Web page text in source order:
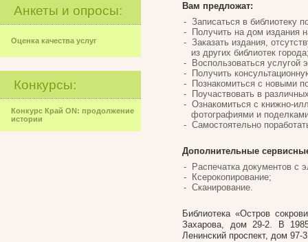
Анкеты и опросы:
Оценка качества услуг
Конкурсы:
Конкурс Край ON: продолжение
истории
Вам предложат:
Записаться в библиотеку
Получить на дом издания
Заказать издания,
из других библиотек
Воспользоваться услугой
Получить
Познакомиться с новыми
Поучаствовать в
Ознакомиться с книжно-
фотографиями и
Самостоятельно
Дополнительные
Распечатка документов с
Ксерокопирование;
Сканирование.
Библиотека «Остров
Захарова, дом 29-2. В
Ленинский проспект, дом